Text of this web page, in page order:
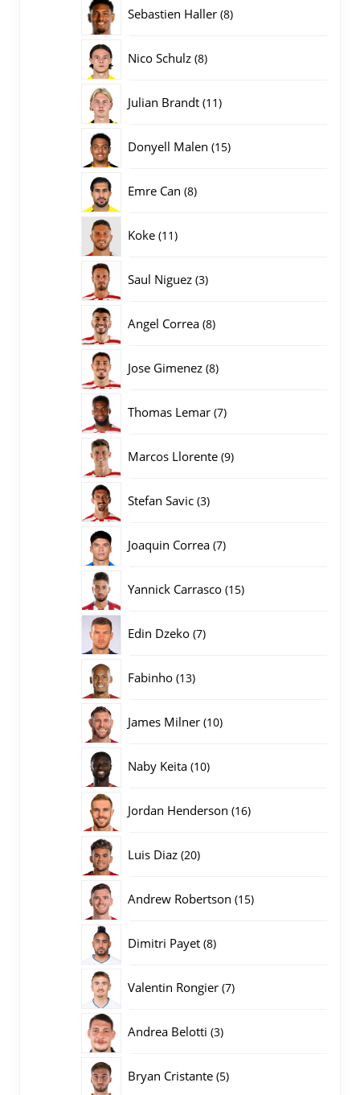
Sebastien Haller 88
Nico Schulz 88
Julian Brandt 1111
Donyell Malen 1515
Emre Can 88
Koke 1111
Saul Niguez 33
Angel Correa 88
Jose Gimenez 88
Thomas Lemar 77
Marcos Llorente 99
Stefan Savic 33
Joaquin Correa 77
Yannick Carrasco 1515
Edin Dzeko 77
Fabinho 1313
James Milner 1010
Naby Keita 1010
Jordan Henderson 1616
Luis Diaz 2020
Andrew Robertson 1515
Dimitri Payet 88
Valentin Rongier 77
Andrea Belotti 33
Bryan Cristante 55